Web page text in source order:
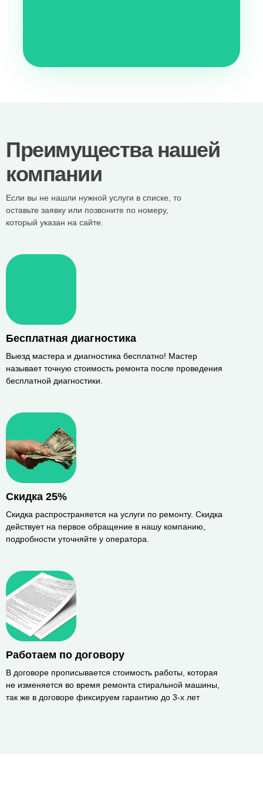
Преимущества нашей
компании
Если вы не нашли нужной услуги в списке, то
оставьте заявку или позвоните по номеру,
который указан на сайте.
Бесплатная диагностика
Выезд мастера и диагностика бесплатно! Мастер
называет точную стоимость ремонта после проведения
бесплатной диагностики.
Скидка 25%
Скидка распространяется на услуги по ремонту. Скидка
действует на первое обращение в нашу компанию,
подробности уточняйте у оператора.
Работаем по договору
В договоре прописывается стоимость работы, которая
не изменяется во время ремонта стиральной машины,
так же в договоре фиксируем гарантию до 3-х лет